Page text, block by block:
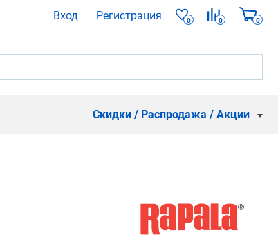
Вход Регистрация 0 0 0
Скидки / Распродажа / Акции